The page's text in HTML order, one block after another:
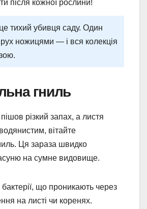
після кожної рослини!
тихий убивця саду. Один
ножицями — і вся колекція
гниль
різкий запах, а листя
вітайте
Ця зараза швидко
на сумне видовище.
бактерії, що проникають через
на листі чи коренях.